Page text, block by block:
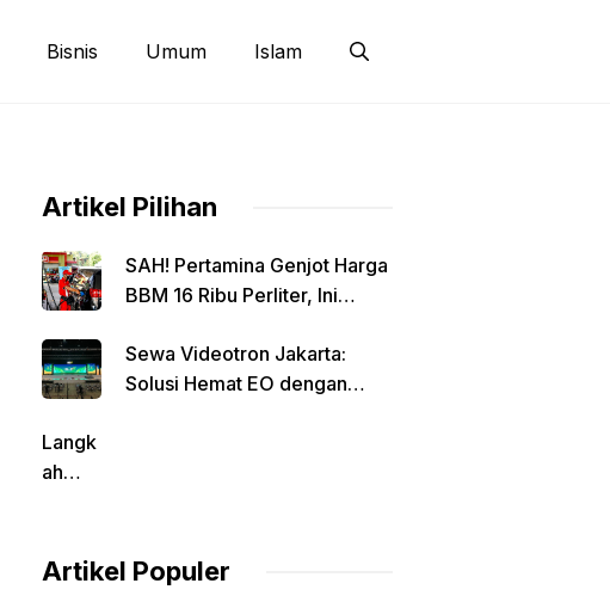
Bisnis Umum Islam
Artikel Pilihan
SAH! Pertamina Genjot Harga
BBM 16 Ribu Perliter, Ini
Sewa Videotron Jakarta:
Solusi Hemat EO dengan
Langk
ah
dalam
Artikel Populer